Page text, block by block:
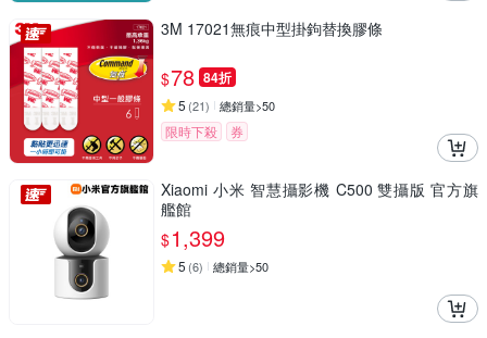
3M 17021無痕中型掛鉤替換膠條
$78 84折
5 (21) 總銷量>50
限時下殺 券
Xiaomi 小米 智慧攝影機 C500 雙攝版 官方旗
艦館
$1,399
5 (6) 總銷量>50